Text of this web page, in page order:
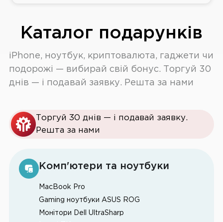
Каталог подарунків
iPhone, ноутбук, криптовалюта, гаджети чи
подорожі — вибирай свій бонус. Торгуй 30
днів — і подавай заявку. Решта за нами
Торгуй 30 днів — і подавай заявку.
Решта за нами
Комп'ютери та ноутбуки
MacBook Pro
Gaming ноутбуки ASUS ROG
Монітори Dell UltraSharp